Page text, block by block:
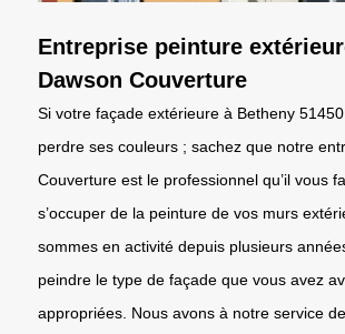
Entreprise peinture
Dawson Couverture
Si votre façade extérieure à Betheny
perdre ses couleurs ; sachez que notre
Couverture est le professionnel qu’il vous
s’occuper de la peinture de vos murs
sommes en activité depuis plusieurs
peindre le type de façade que vous avez
appropriées. Nous avons à notre service